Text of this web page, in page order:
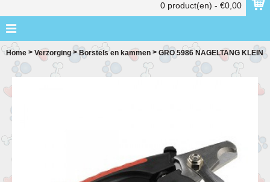
0 product(en) - €0,00
Home > Verzorging >Borstels en kammen > GRO 5986 NAGELTANG KLEIN